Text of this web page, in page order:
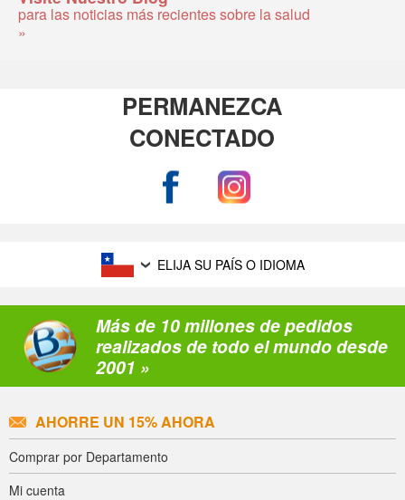
para las noticias más recientes sobre la salud
»
PERMANEZCA
CONECTADO
ELIJA SU PAÍS O IDIOMA
Más de 10 millones de pedidos
realizados de todo el mundo desde
2001 »
AHORRE UN 15% AHORA
Comprar por Departamento
Mi cuenta